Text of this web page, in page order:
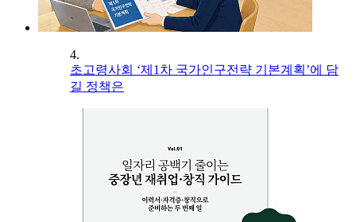
4.
초고령사회 ‘제1차 국가인구전략 기본계획’에 담
길 정책은